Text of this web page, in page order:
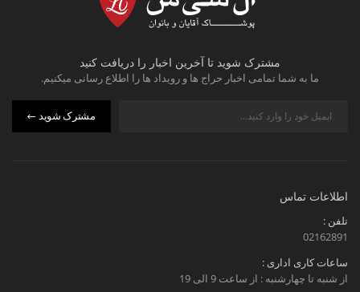
مشترک شوید تا آخرین اخبار را دریافت کنید
ما به شما تمامی اخبار حراج ها و رویداد ها را اطلاع رسانی میکنیم.
مشترک شوید
اطلاعات تماس
تلفن :
02162891
ساعات کاری اداری :
از شنبه تا چهارشنبه : از ساعت 9 الی 19